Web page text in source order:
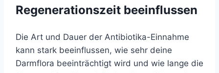
Regenerationszeit beeinflussen
Die Art und Dauer der Antibiotika-Einnahme
kann stark beeinflussen, wie sehr deine
Darmflora beeinträchtigt wird und wie lange die